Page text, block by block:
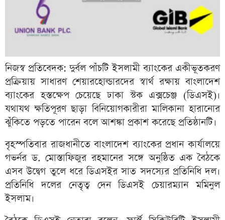
নিজস্ব প্রতিবেদক: দুর্বল পাঁচটি ইসলামী ব্যাংকের একীভূতকরণ
প্রক্রিয়ায় সাধারণ শেয়ারহোল্ডারদের স্বার্থ রক্ষায় বাংলাদেশ
ব্যাংকের হস্তক্ষেপ চেয়েছে ঢাকা স্টক এক্সচেঞ্জ (ডিএসই)।
যথাযথ ক্ষতিপূরণ ছাড়া বিনিয়োগকারীরা মালিকানা হারানোর
ঝুঁকিতে পড়তে পারেন বলে আশঙ্কা প্রকাশ করেছে প্রতিষ্ঠানটি।
বৃহস্পতিবার রাজধানীতে বাংলাদেশ ব্যাংকের প্রধান কার্যালয়ে
গভর্নর ড. মোস্তাফিজুর রহমানের সঙ্গে অনুষ্ঠিত এক বৈঠকে
এসব উদ্বেগ তুলে ধরে ডিএসইর সাত সদস্যের প্রতিনিধি দল।
প্রতিনিধি দলের নেতৃত্ব দেন ডিএসই চেয়ারম্যান মমিনুল
ইসলাম।